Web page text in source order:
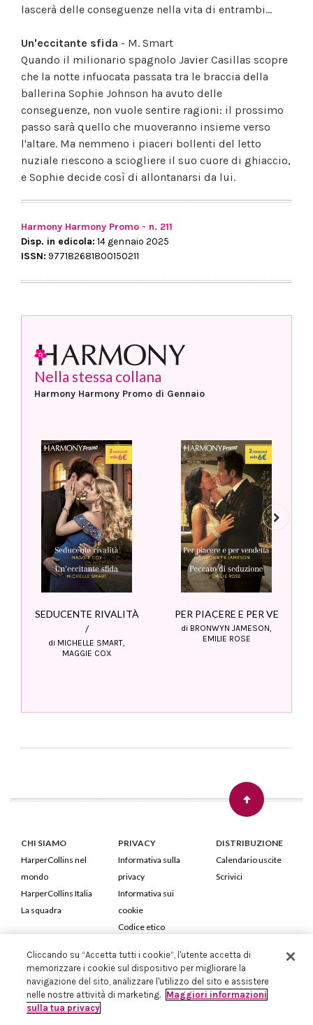
lascerà delle conseguenze nella vita di entrambi...
Un'eccitante sfida - M. Smart
Quando il milionario spagnolo Javier Casillas scopre
che la notte infuocata passata tra le braccia della
ballerina Sophie Johnson ha avuto delle
conseguenze, non vuole sentire ragioni: il prossimo
passo sarà quello che muoveranno insieme verso
l'altare. Ma nemmeno i piaceri bollenti del letto
nuziale riescono a sciogliere il suo cuore di ghiaccio,
e Sophie decide così di allontanarsi da lui.
Harmony Harmony Promo - n. 211
Disp. in edicola: 14 gennaio 2025
ISSN: 977182681800150211
Nella stessa collana
Harmony Harmony Promo di Gennaio
SEDUCENTE RIVALITÀ
/
di MICHELLE SMART,
MAGGIE COX
PER PIACERE E PER VE
di BRONWYN JAMESON,
EMILIE ROSE
Next
CHI SIAMO
HarperCollins nel
mondo
HarperCollins Italia
La squadra
PRIVACY
Informativa sulla
privacy
Informativa sui
cookie
Codice etico
DISTRIBUZIONE
Calendario uscite
Scrivici
HarperCollins Italia S.p.A. Viale Monte Nero, 84 - 20135 Milano
Cod. Fiscale e P.IVA 05946780151 - Capitale Sociale 258.250 €
Iscritta in Milano al Registro delle imprese nr.198004 e REA nr.1051898
Cliccando su “Accetta tutti i cookie”, l'utente accetta di
memorizzare i cookie sul dispositivo per migliorare la
navigazione del sito, analizzare l'utilizzo del sito e assistere
nelle nostre attività di marketing. Maggiori informazioni
sulla tua privacy